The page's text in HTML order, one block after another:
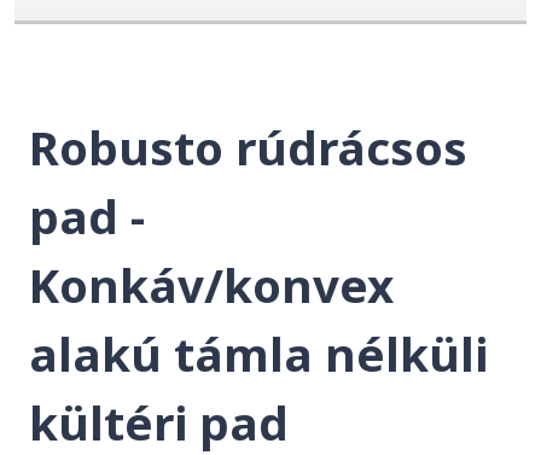
Robusto rúdrácsos
pad -
Konkáv/konvex
alakú támla nélküli
kültéri pad